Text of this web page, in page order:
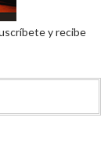
y recibe